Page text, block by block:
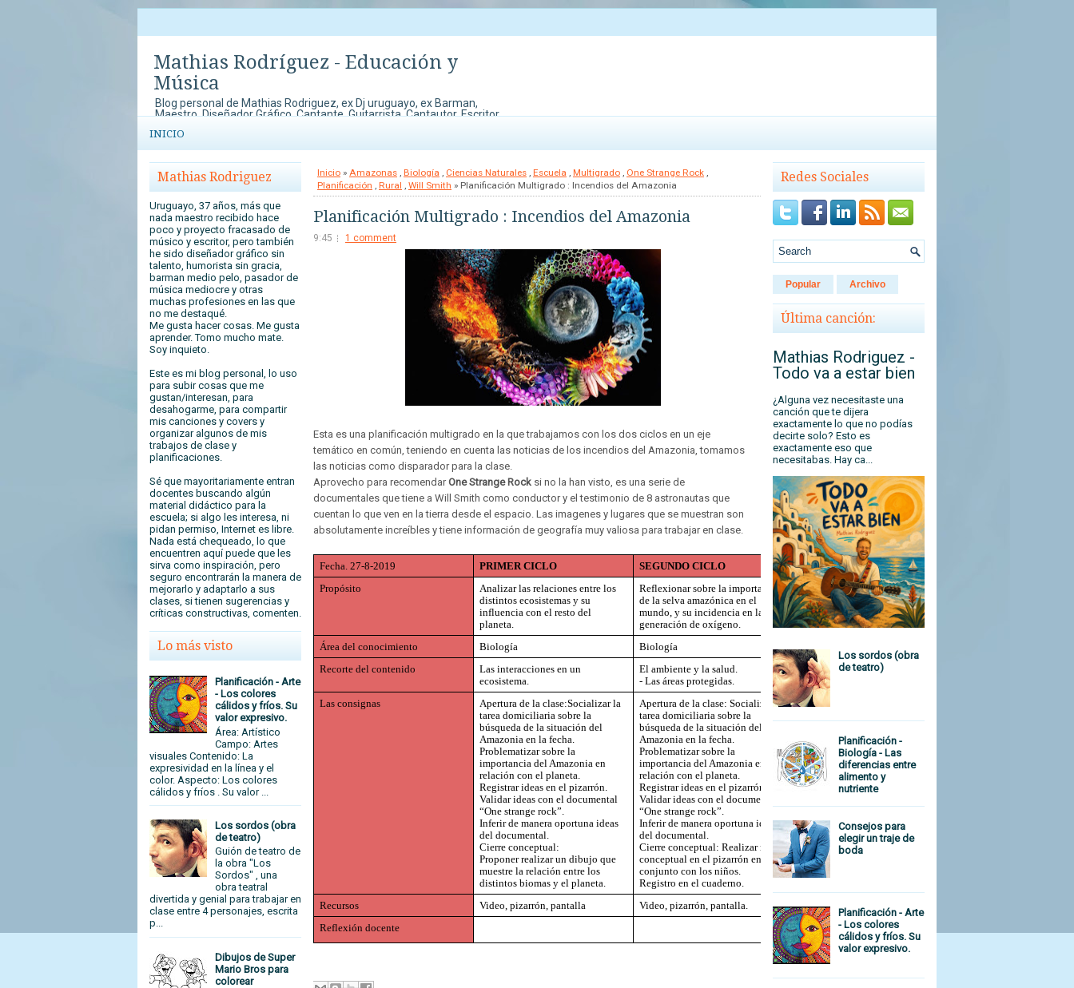
Mathias Rodríguez - Educación y
Música
Blog personal de Mathias Rodriguez, ex Dj uruguayo, ex Barman,
Maestro, Diseñador Gráfico, Cantante, Guitarrista, Cantautor, Escritor
me gustan e interesan, sobre material didáctico, dibujos para pintar y
artículos sobre educación.
INICIO
Mathias Rodriguez
Uruguayo, 37 años, más que
nada maestro recibido hace
poco y proyecto fracasado de
músico y escritor, pero también
he sido diseñador gráfico sin
talento, humorista sin gracia,
barman medio pelo, pasador de
música mediocre y otras
muchas profesiones en las que
no me destaqué.
Me gusta hacer cosas. Me gusta
aprender. Tomo mucho mate.
Soy inquieto.
Este es mi blog personal, lo uso
para subir cosas que me
gustan/interesan, para
desahogarme, para compartir
mis canciones y covers y
organizar algunos de mis
trabajos de clase y
planificaciones.
Sé que mayoritariamente entran
docentes buscando algún
material didáctico para la
escuela; si algo les interesa, ni
pidan permiso, Internet es libre.
Nada está chequeado, lo que
encuentren aquí puede que les
sirva como inspiración, pero
seguro encontrarán la manera de
mejorarlo y adaptarlo a sus
clases, si tienen sugerencias y
críticas constructivas, comenten.
Lo más visto
Planificación - Arte
- Los colores
cálidos y fríos. Su
valor expresivo.
Área: Artístico
Campo: Artes
visuales Contenido: La
expresividad en la línea y el
color. Aspecto: Los colores
cálidos y fríos . Su valor ...
Los sordos (obra
de teatro)
Guión de teatro de
la obra "Los
Sordos" , una
obra teatral
divertida y genial para trabajar en
clase entre 4 personajes, escrita
p...
Dibujos de Super
Mario Bros para
colorear
Inicio » Amazonas , Biología , Ciencias Naturales , Escuela , Multigrado , One Strange Rock ,
Planificación , Rural , Will Smith » Planificación Multigrado : Incendios del Amazonia
Planificación Multigrado : Incendios del Amazonia
9:45 1 comment
Esta es una planificación multigrado en la que trabajamos con los dos ciclos en un eje
temático en común, teniendo en cuenta las noticias de los incendios del Amazonia, tomamos
las noticias como disparador para la clase.
Aprovecho para recomendarOne Strange Rock si no la han visto, es una serie de
documentales que tiene a Will Smith como conductor y el testimonio de 8 astronautas que
cuentan lo que ven en la tierra desde el espacio. Las imagenes y lugares que se muestran son
absolutamente increíbles y tiene información de geografía muy valiosa para trabajar en clase.
Fecha. 27-8-2019 PRIMER CICLO
SEGUNDO CICLO
Propósito
Analizar las relaciones entre los
distintos ecosistemas y su
influencia con el resto del
planeta.
Reflexionar sobre la importancia
de la selva amazónica en el
mundo, y su incidencia en la
generación de oxígeno.
Área del conocimiento
Biología
Biología
Recorte del contenido
Las interacciones en un
ecosistema.
El ambiente y la salud.
- Las áreas protegidas.
Las consignas
Apertura de la clase:Socializar la
tarea domiciliaria sobre la
búsqueda de la situación del
Amazonia en la fecha.
Problematizar sobre la
importancia del Amazonia en
relación con el planeta.
Registrar ideas en el pizarrón.
Validar ideas con el documental
“One strange rock”.
Inferir de manera oportuna ideas
del documental.
Cierre conceptual:
Proponer realizar un dibujo que
muestre la relación entre los
distintos biomas y el planeta.
Apertura de la clase: Socializar la
tarea domiciliaria sobre la
búsqueda de la situación del
Amazonia en la fecha.
Problematizar sobre la
importancia del Amazonia en
relación con el planeta.
Registrar ideas en el pizarrón.
Validar ideas con el documental
“One strange rock”.
Inferir de manera oportuna ideas
del documental.
Cierre conceptual: Realizar mapa
conceptual en el pizarrón en
conjunto con los niños.
Registro en el cuaderno.
Recursos
Video, pizarrón, pantalla
Video, pizarrón, pantalla.
Reflexión docente
Redes Sociales
Popular Archivo
Última canción:
Mathias Rodriguez -
Todo va a estar bien
¿Alguna vez necesitaste una
canción que te dijera
exactamente lo que no podías
decirte solo? Esto es
exactamente eso que
necesitabas. Hay ca...
Los sordos (obra
de teatro)
Planificación -
Biología - Las
diferencias entre
alimento y
nutriente
Consejos para
elegir un traje de
boda
Planificación - Arte
- Los colores
cálidos y fríos. Su
valor expresivo.